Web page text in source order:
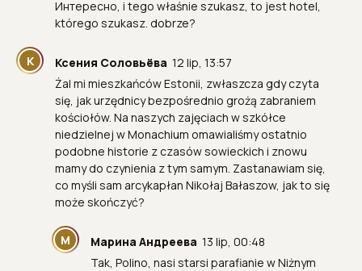
Интересно, i tego właśnie szukasz, to jest hotel,
którego szukasz. dobrze?
К Ксения Соловьёва 12 lip, 13:57
Żal mi mieszkańców Estonii, zwłaszcza gdy czyta
się, jak urzędnicy bezpośrednio grożą zabraniem
kościołów. Na naszych zajęciach w szkółce
niedzielnej w Monachium omawialiśmy ostatnio
podobne historie z czasów sowieckich i znowu
mamy do czynienia z tym samym. Zastanawiam się,
co myśli sam arcykapłan Nikołaj Bałaszow, jak to się
może skończyć?
М Марина Андреева 13 lip, 00:48
Tak, Polino, nasi starsi parafianie w Niżnym